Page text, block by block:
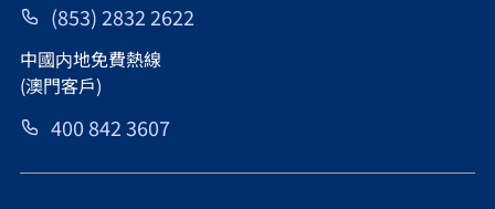
(853) 2832 2622
中國内地免費熱線
(澳門客戶)
400 842 3607